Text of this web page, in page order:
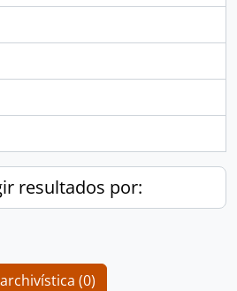
resultados por:
(0)